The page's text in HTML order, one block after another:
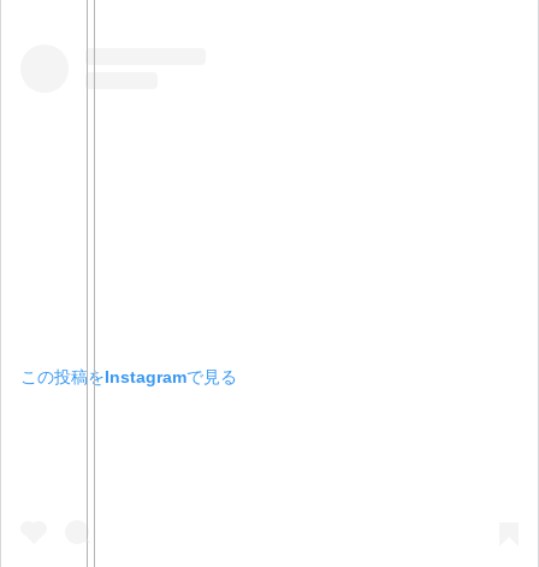
この投稿をInstagramで見る